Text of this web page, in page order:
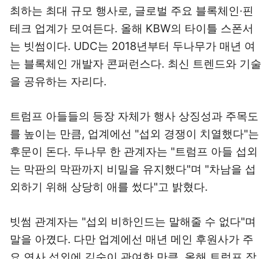
최하는 최대 규모 행사로, 글로벌 주요 블록체인·핀
테크 업계가 모여든다. 올해 KBW의 타이틀 스폰서
는 빗썸이다. UDC는 2018년부터 두나무가 매년 여
는 블록체인 개발자 콘퍼런스다. 최신 트렌드와 기술
을 공유하는 자리다.
트럼프 아들들의 등장 자체가 행사 상징성과 주목도
를 높이는 만큼, 업계에선 "섭외 경쟁이 치열했다"는
후문이 돈다. 두나무 한 관계자는 "트럼프 아들 섭외
는 막판의 막판까지 비밀을 유지했다"며 "차남을 섭
외하기 위해 상당히 애를 썼다"고 밝혔다.
빗썸 관계자는 "섭외 비하인드는 말해줄 수 없다"며
말을 아꼈다. 다만 업계에선 매년 메인 후원사가 주